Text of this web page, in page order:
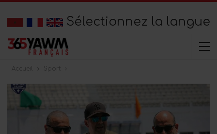
Sélectionnez la langue
Accueil Sport